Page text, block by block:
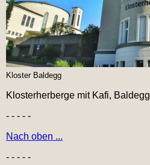
Kloster Baldegg
Klosterherberge mit Kafi, Baldegg
- - - - -
Nach oben ...
- - - - -